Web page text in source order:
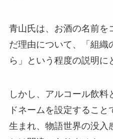
青山氏は、お酒の名前を
だ理由について、「組織
ら」という程度の説明に
しかし、アルコール飲
ドネームを設定するこ
生まれ、物語世界の没入